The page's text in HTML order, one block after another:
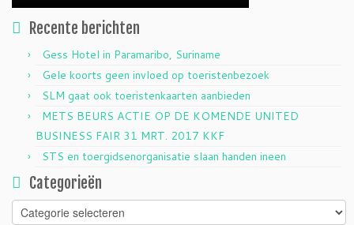
Recente berichten
Gess Hotel in Paramaribo, Suriname
Gele koorts geen invloed op toeristenbezoek
SLM gaat ook toeristenkaarten aanbieden
METS BEURS ACTIE OP DE KOMENDE UNITED
BUSINESS FAIR 31 MRT. 2017 KKF
STS en toergidsenorganisatie slaan handen ineen
Categorieën
Categorieën